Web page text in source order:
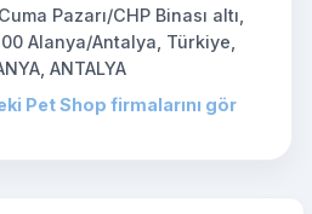
Pazarı/CHP Binası altı,
Alanya/Antalya, Türkiye,
ANTALYA
Pet Shop firmalarını gör